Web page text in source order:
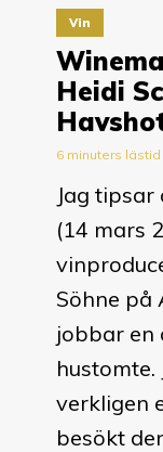
Vin
Heidi
6 minuters lästid
Jag
(14 mars
Söhne på
jobbar en
verkligen
besökt